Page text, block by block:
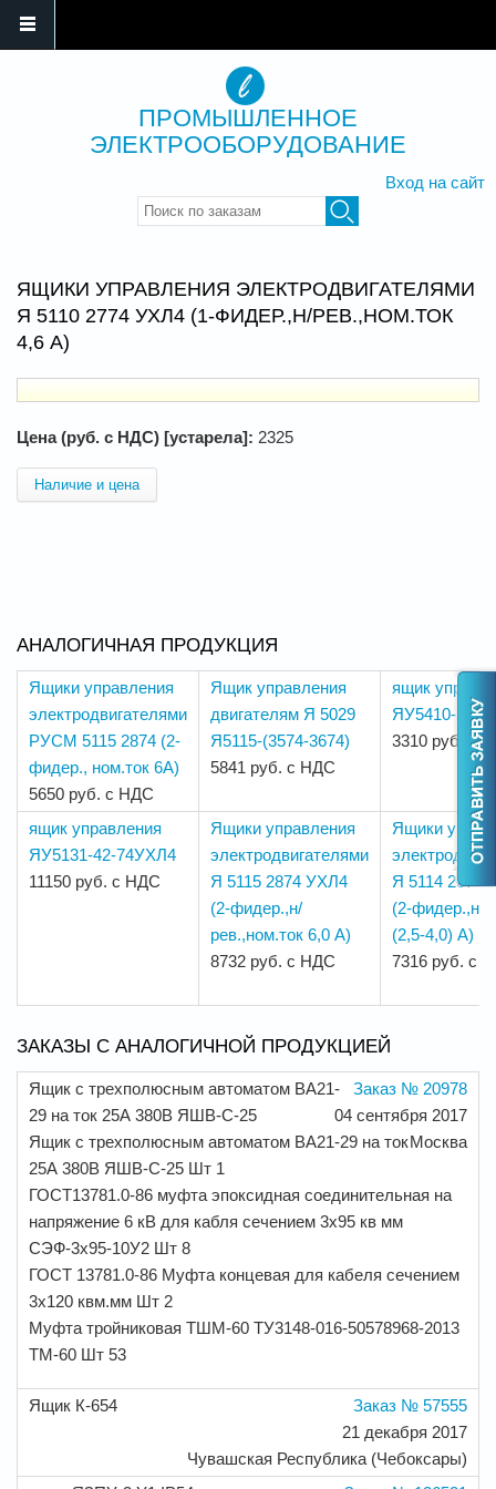
ПРОМЫШЛЕННОЕ
ЭЛЕКТРООБОРУДОВАНИЕ
Вход на сайт
Введите ключевые слова для
ЯЩИКИ УПРАВЛЕНИЯ ЭЛЕКТРОДВИГАТЕЛЯМИ
Я 5110 2774 УХЛ4 (1-ФИДЕР.,Н/РЕВ.,НОМ.ТОК
4,6 А)
Цена (руб. с НДС) [устарела]: 2325
Наличие и цена
АНАЛОГИЧНАЯ ПРОДУКЦИЯ
Ящики управления
электродвигателями
РУСМ 5115 2874 (2-
фидер., ном.ток 6А)
5650 руб. с НДС
Ящик управления
двигателям Я 5029
Я5115-(3574-3674)
5841 руб. с НДС
ящик
ЯУ5410-20-
3310 руб. с
ящик управления
ЯУ5131-42-74УХЛ4
11150 руб. с НДС
Ящики управления
электродвигателями
Я 5115 2874 УХЛ4
(2-фидер.,н/
рев.,ном.ток 6,0 А)
8732 руб. с НДС
Ящики
Я 5114 2674
(2-фидер.,н/
(2,5-4,0) А)
7316 руб. с
ЗАКАЗЫ С АНАЛОГИЧНОЙ ПРОДУКЦИЕЙ
Заказ № 20978
04 сентября 2017
Москва
Ящик с трехполюсным автоматом ВА21-
29 на ток 25А 380В ЯШВ-С-25
Ящик с трехполюсным автоматом ВА21-29 на ток
25А 380В ЯШВ-С-25 Шт 1
ГОСТ13781.0-86 муфта эпоксидная соединительная на
напряжение 6 кВ для кабля сечением 3х95 кв мм
СЭФ-3х95-10У2 Шт 8
ГОСТ 13781.0-86 Муфта концевая для кабеля сечением
3х120 квм.мм Шт 2
Муфта тройниковая ТШМ-60 ТУ3148-016-50578968-2013
ТМ-60 Шт 53
Заказ № 57555
21 декабря 2017
Чувашская Республика (Чебоксары)
Ящик К-654